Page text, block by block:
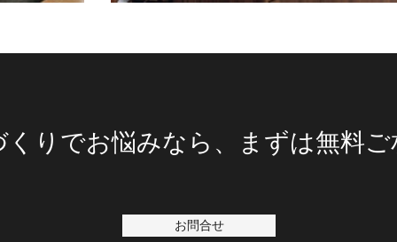
くりでお悩みなら、まずは無料ご
お問合せ